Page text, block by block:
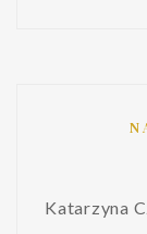
Katarzyna